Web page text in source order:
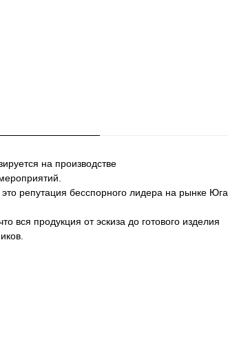
на производстве
репутация бесспорного лидера на рынке Юга
вся продукция от эскиза до готового изделия